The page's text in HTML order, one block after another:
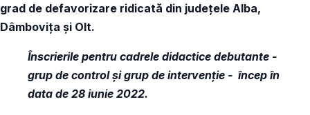
grad de defavorizare ridicată din judeţele Alba,
Dâmbovița şi Olt.
Înscrierile pentru cadrele didactice debutante -
grup de control și grup de intervenție - încep în
data de 28 iunie 2022.